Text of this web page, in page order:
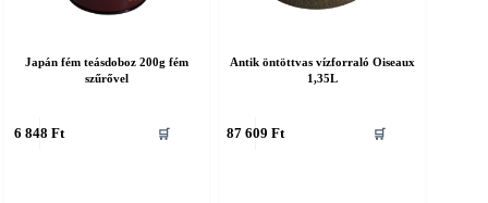
Japán fém teásdoboz 200g fém
szűrővel
6 848Ft 🛒
Antik öntöttvas vízforraló Oiseaux
1,35L
87 609 Ft 🛒